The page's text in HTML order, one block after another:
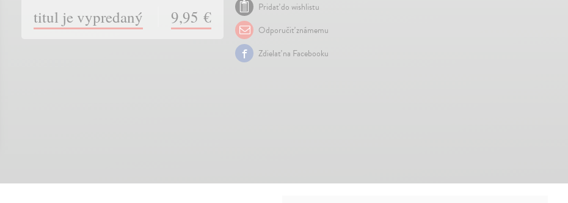
titul je vypredaný 9,95 €
Pridať do wishlistu
Odporučiť známemu
Zdielať na Facebooku